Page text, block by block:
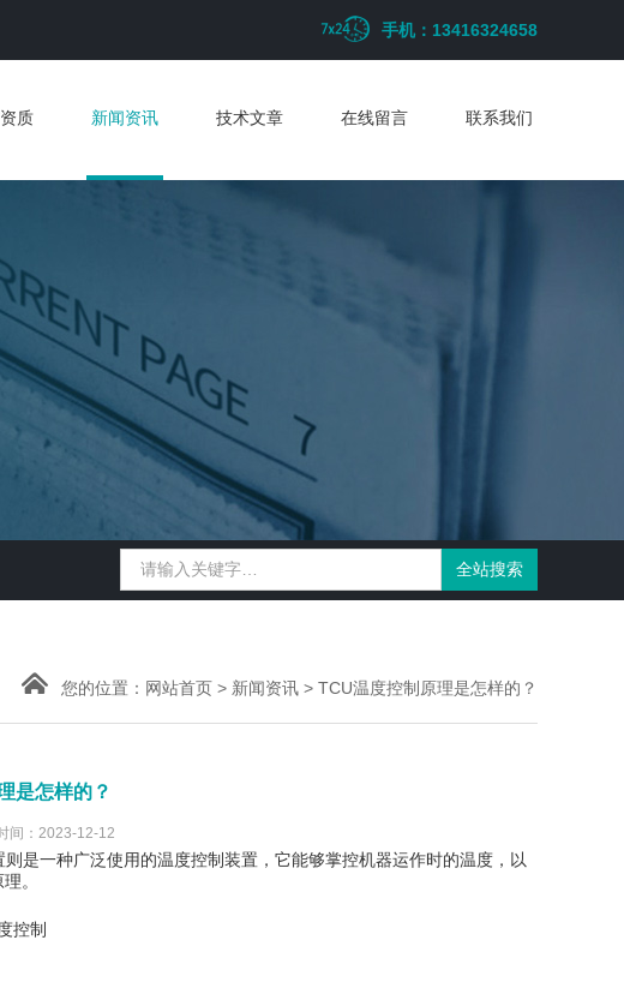
手机：13416324658
质 新闻资讯 技术文章 在线留言 联系我们
您的位置： 网站首页 > 新闻资讯 > TCU温度控制原理是怎样的？
是怎样的？
间：2023-12-12
一种广泛使用的温度控制装置，它能够掌控机器运作时的温度，以
。